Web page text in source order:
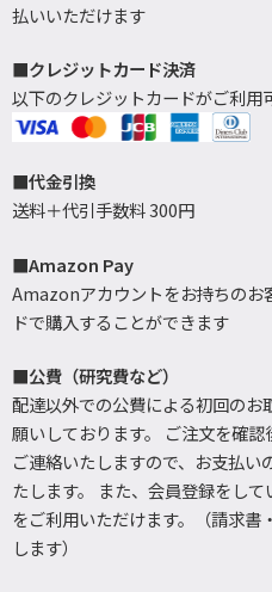
払いいただけます
■クレジットカード決済
以下のクレジットカードがご利用
■代金引換
送料＋代引手数料 300円
■Amazon Pay
Amazonアカウントをお持ちの
ドで購入することができます
■公費（研究費など）
配達以外での公費による初回の
願いしております。 ご注文を確
ご連絡いたしますので、お支払
たします。 また、会員登録をし
をご利用いただけます。（請求
します）